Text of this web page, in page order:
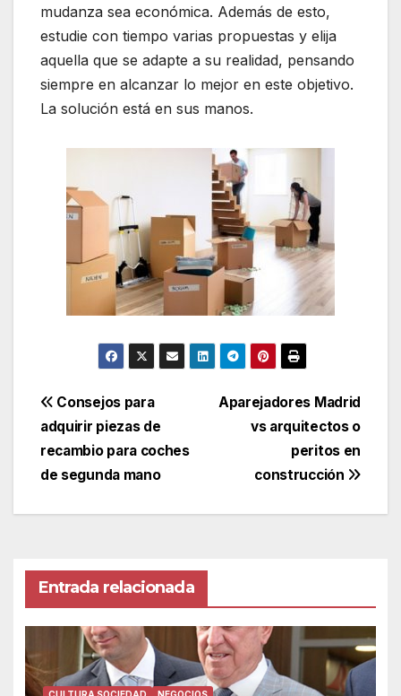
mudanza sea económica. Además de esto,
estudie con tiempo varias propuestas y elija
aquella que se adapte a su realidad, pensando
siempre en alcanzar lo mejor en este objetivo.
La solución está en sus manos.
Navegación
de
entradas
Aparejadores Madrid
vs arquitectos o
peritos en
construcción
Consejos para
adquirir piezas de
recambio para coches
de segunda mano
Entrada relacionada